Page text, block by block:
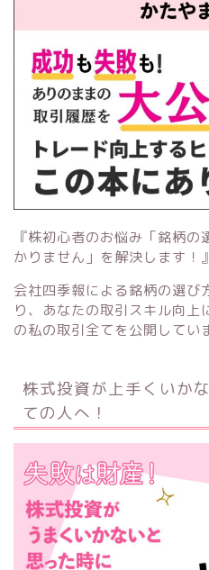
『株初心者のお悩み「銘柄
かりません」を解決します！』
会社四季報による銘柄の選び
り、あなたの取引スキル向
の私の取引全てを公開してい
株式投資が上手くいか
ての人へ！